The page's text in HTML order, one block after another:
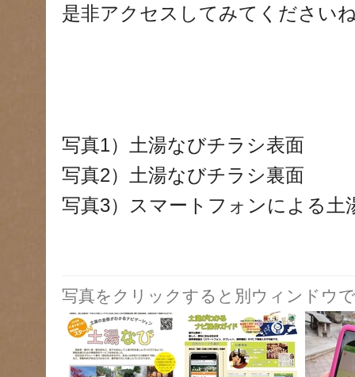
是非アクセスしてみてください
写真1）土湯なびチラシ表面
写真2）土湯なびチラシ裏面
写真3）スマートフォンによる土
写真をクリックすると別ウィンドウ